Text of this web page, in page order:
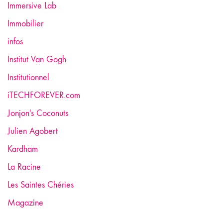
Immersive Lab
Immobilier
infos
Institut Van Gogh
Institutionnel
iTECHFOREVER.com
Jonjon's Coconuts
Julien Agobert
Kardham
La Racine
Les Saintes Chéries
Magazine